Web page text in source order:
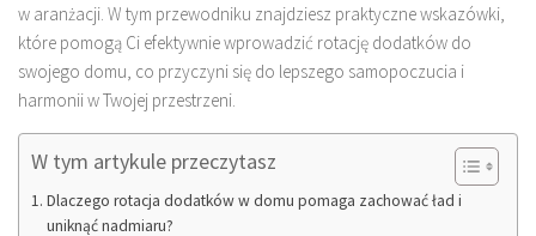
w aranżacji. W tym przewodniku znajdziesz praktyczne wskazówki,
które pomogą Ci efektywnie wprowadzić rotację dodatków do
swojego domu, co przyczyni się do lepszego samopoczucia i
harmonii w Twojej przestrzeni.
W tym artykule przeczytasz
Dlaczego rotacja dodatków w domu pomaga zachować ład i
uniknąć nadmiaru?